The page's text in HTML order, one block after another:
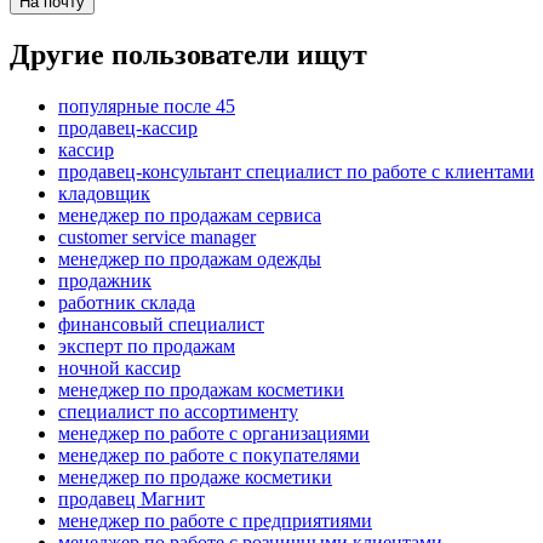
Другие пользователи ищут
популярные после 45
продавец-кассир
кассир
продавец-консультант специалист по работе с клиентами
кладовщик
менеджер по продажам сервиса
customer service manager
менеджер по продажам одежды
продажник
работник склада
финансовый специалист
эксперт по продажам
ночной кассир
менеджер по продажам косметики
специалист по ассортименту
менеджер по работе с организациями
менеджер по работе с покупателями
менеджер по продаже косметики
продавец Магнит
менеджер по работе с предприятиями